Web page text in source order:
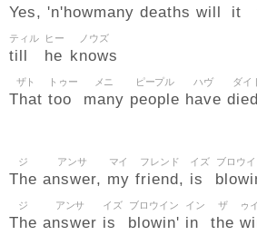
Yes, 'n'howmany deaths will it
till
ティル
he
ヒー
knows
ノウズ
That
ザト
too
トゥー
many
メニ
people
ピープル
have
ハヴ ダイ
The
ジ
answer,
アンサ
my
マイ
friend,
フレンド
is
イズ ブロウ
The
ジ
answer
アンサ
is
イズ
blowin'
ブロウイン
in
イン
the
ザ ゥ